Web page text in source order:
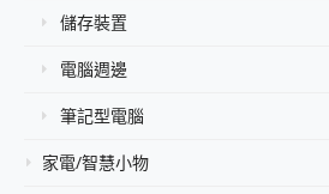
儲存裝置
電腦週邊
筆記型電腦
家電/智慧小物